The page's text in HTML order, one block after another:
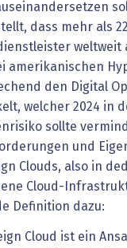
dass mehr als
amerikanischen
den Digital
welcher 2024 in
sollte
und
Clouds, also in
Cloud-
Definition dazu:
Cloud ist ein